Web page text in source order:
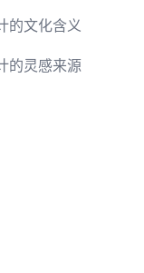
的文化含义
的灵感来源